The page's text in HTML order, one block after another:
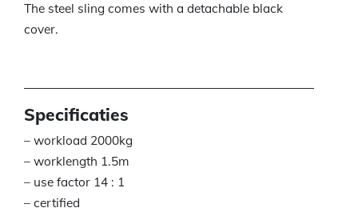
The steel sling comes with a detachable black
cover.
Specificaties
– workload 2000kg
– worklength 1.5m
– use factor 14 : 1
– certified